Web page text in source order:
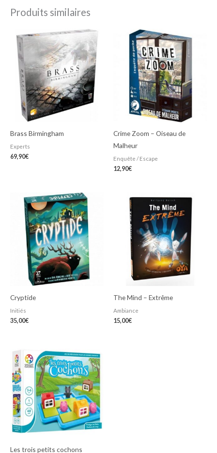
Produits similaires
Brass Birmingham
Experts
69,90€
Crime Zoom – Oiseau de
Malheur
Enquête / Escape
12,90€
Cryptide
Initiés
35,00€
The Mind – Extrême
Ambiance
15,00€
Les trois petits cochons